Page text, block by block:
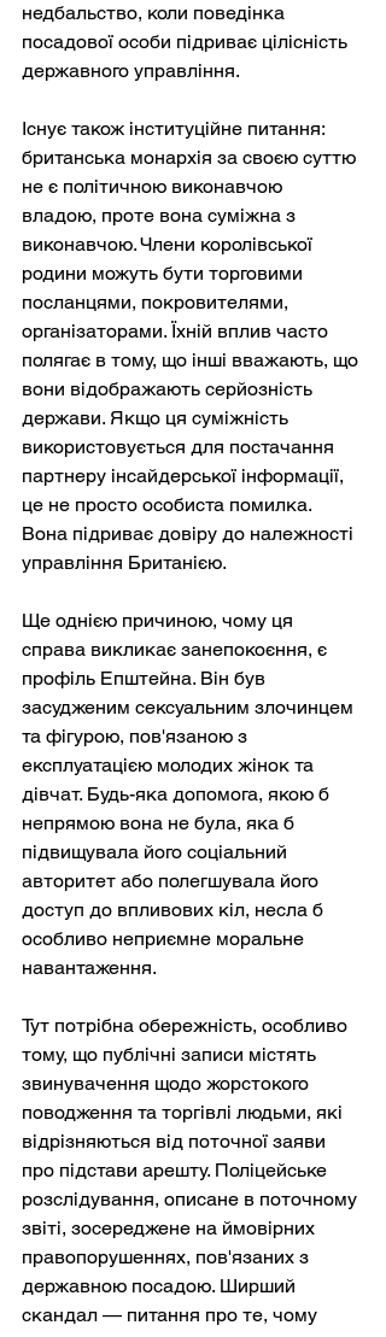
недбальство, коли поведінка
посадової особи підриває цілісність
державного управління.
Існує також інституційне питання:
британська монархія за своєю суттю
не є політичною виконавчою
владою, проте вона суміжна з
виконавчою. Члени королівської
родини можуть бути торговими
посланцями, покровителями,
організаторами. Їхній вплив часто
полягає в тому, що інші вважають, що
вони відображають серйозність
держави. Якщо ця суміжність
використовується для постачання
партнеру інсайдерської інформації,
це не просто особиста помилка.
Вона підриває довіру до належності
управління Британією.
Ще однією причиною, чому ця
справа викликає занепокоєння, є
профіль Епштейна. Він був
засудженим сексуальним злочинцем
та фігурою, пов'язаною з
експлуатацією молодих жінок та
дівчат. Будь-яка допомога, якою б
непрямою вона не була, яка б
підвищувала його соціальний
авторитет або полегшувала його
доступ до впливових кіл, несла б
особливо неприємне моральне
навантаження.
Тут потрібна обережність, особливо
тому, що публічні записи містять
звинувачення щодо жорстокого
поводження та торгівлі людьми, які
відрізняються від поточної заяви
про підстави арешту. Поліцейське
розслідування, описане в поточному
звіті, зосереджене на ймовірних
правопорушеннях, пов'язаних з
державною посадою. Ширший
скандал — питання про те, чому